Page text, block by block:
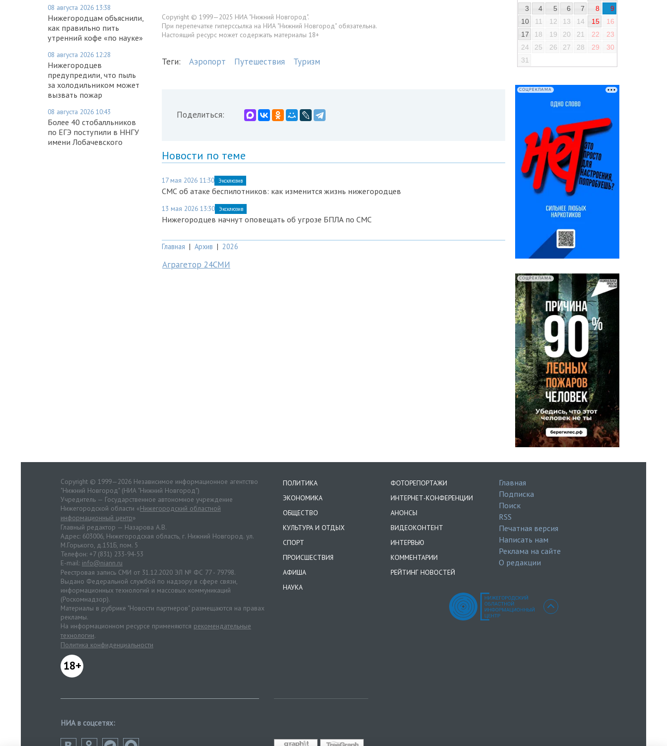
08 августа 2026 13:38
Нижегородцам объяснили,
как правильно пить
утренний кофе «по науке»
08 августа 2026 12:28
Нижегородцев
предупредили, что пыль
за холодильником может
вызвать пожар
08 августа 2026 10:43
Более 40 стобалльников
по ЕГЭ поступили в ННГУ
имени Лобачевского
Copyright © 1999—2025 НИА "Нижний Новгород".
При перепечатке гиперссылка на НИА "Нижний Новгород" обязательна.
Настоящий ресурс может содержать материалы 18+
Теги: Аэропорт Путешествия Туризм
Поделиться:
Новости по теме
17 мая 2026 11:30 Эксклюзив
СМС об атаке беспилотников: как изменится жизнь нижегородцев
13 мая 2026 13:30 Эксклюзив
Нижегородцев начнут оповещать об угрозе БПЛА по СМС
Главная | Архив | 2026
Аграгетор 24СМИ
3
4 5 6 7 8
9
10
11 12 13 14 15
16
17
18 19 20 21 22
23
24
25 26 27 28 29
30
31
СОЦРЕКЛАМА
СОЦРЕКЛАМА
Copyright © 1999—2026 Независимое информационное агентство
"Нижний Новгород" (НИА "Нижний Новгород")
Учредитель — Государственное автономное учреждение
Нижегородской области «Нижегородский областной
информационный центр»
Главный редактор — Назарова А.В.
Адрес: 603006, Нижегородская область, г. Нижний Новгород. ул.
М.Горького, д.151Б, пом. 5
Телефон: +7 (831) 233-94-53
E-mail: info@niann.ru
Реестровая запись СМИ от 31.12.2020 ЭЛ № ФС 77 - 79798.
Выдано Федеральной службой по надзору в сфере связи,
информационных технологий и массовых коммуникаций
(Роскомнадзор).
Материалы в рубрике "Новости партнеров" размещаются на правах
рекламы.
На информационном ресурсе применяются рекомендательные
технологии.
Политика конфиденциальности
18+
ПОЛИТИКА
ЭКОНОМИКА
ОБЩЕСТВО
КУЛЬТУРА И ОТДЫХ
СПОРТ
ПРОИСШЕСТВИЯ
АФИША
НАУКА
ФОТОРЕПОРТАЖИ
ИНТЕРНЕТ-КОНФЕРЕНЦИИ
АНОНСЫ
ВИДЕОКОНТЕНТ
ИНТЕРВЬЮ
КОММЕНТАРИИ
РЕЙТИНГ НОВОСТЕЙ
Главная
Подписка
Поиск
RSS
Печатная версия
Написать нам
Реклама на сайте
О редакции
НИА в соцсетях: